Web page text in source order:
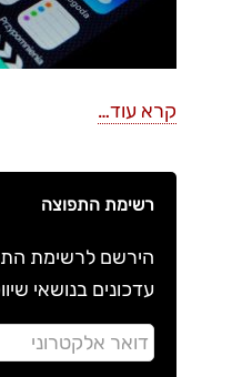
קרא עוד…
רשימת התפוצה
הירשם לרשימת
עדכונים בנושאי